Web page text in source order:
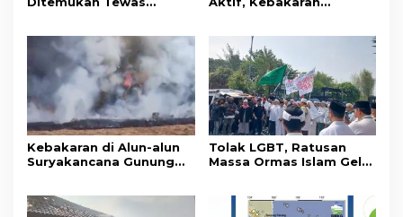
Pangrango
Kebakaran di Alun-alun
Suryakancana Gunung
Masih Bersiaga
Tolak LGBT, Ratusan
Massa Ormas Islam Gelar